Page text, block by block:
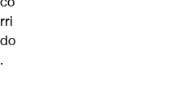
rri
do
.